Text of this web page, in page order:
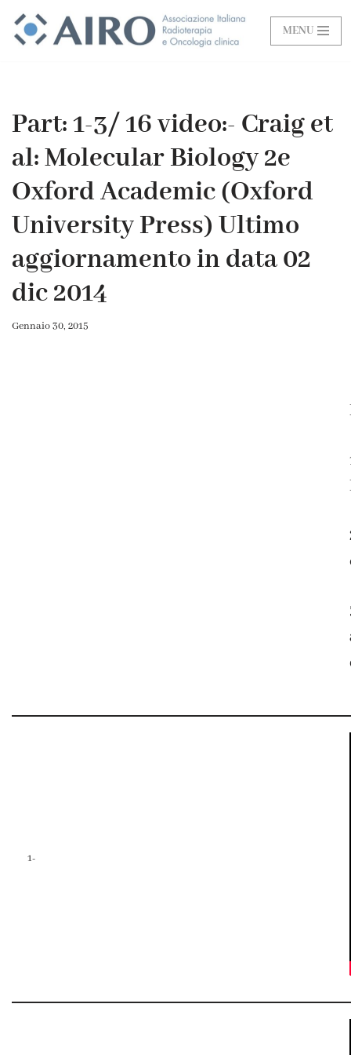
Vai
MENU
Part: 1-3/ 16 video:- Craig et
al: Molecular Biology 2e
Oxford Academic (Oxford
University Press) Ultimo
aggiornamento in data 02
dic 2014
Gennaio 30, 2015
1-